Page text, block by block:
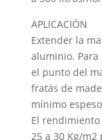
APLICACIÓN
Extender la
aluminio.
el punto del
fratás de
mínimo
El
25 a 30 Kg/m2